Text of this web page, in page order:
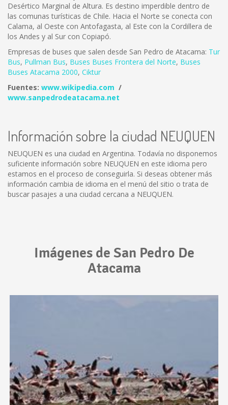
Desértico Marginal de Altura. Es destino imperdible dentro de
las comunas turísticas de Chile. Hacia el Norte se conecta con
Calama, al Oeste con Antofagasta, al Este con la Cordillera de
los Andes y al Sur con Copiapó.
Empresas de buses que salen desde San Pedro de Atacama: Tur
Bus, Pullman Bus, Buses Buses Frontera del Norte, Buses
Buses Atacama 2000, Ciktur
Fuentes: www.wikipedia.com /
www.sanpedrodeatacama.net
Información sobre la ciudad NEUQUEN
NEUQUEN es una ciudad en Argentina. Todavía no disponemos
suficiente información sobre NEUQUEN en este idioma pero
estamos en el proceso de conseguirla. Si deseas obtener más
información cambia de idioma en el menú del sitio o trata de
buscar pasajes a una ciudad cercana a NEUQUEN.
Imágenes de San Pedro De
Atacama